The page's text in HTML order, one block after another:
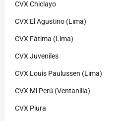
CVX Chiclayo
CVX El Agustino (Lima)
CVX Fátima (Lima)
CVX Juveniles
CVX Louis Paulussen (Lima)
CVX Mi Perú (Ventanilla)
CVX Piura